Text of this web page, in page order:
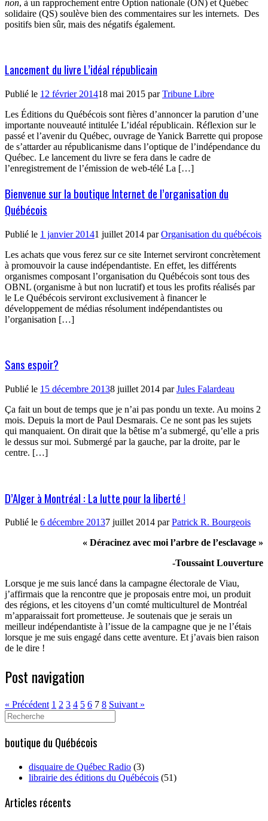
non, à un rapprochement entre Option nationale (ON) et Québec
solidaire (QS) soulève bien des commentaires sur les internets. Des
positifs bien sûr, mais des négatifs également.
Lancement du livre L’idéal républicain
Publié le 12 février 201418 mai 2015 parTribune Libre
Les Éditions du Québécois sont fières d’annoncer la parution d’une
importante nouveauté intitulée L’idéal républicain. Réflexion sur le
passé et l’avenir du Québec, ouvrage de Yanick Barrette qui propose
de s’attarder au républicanisme dans l’optique de l’indépendance du
Québec. Le lancement du livre se fera dans le cadre de
l’enregistrement de l’émission de web-télé La […]
Bienvenue sur la boutique Internet de l’organisation du
Québécois
Publié le 1 janvier 20141 juillet 2014 parOrganisation du québécois
Les achats que vous ferez sur ce site Internet serviront concrètement
à promouvoir la cause indépendantiste. En effet, les différents
organismes composant l’organisation du Québécois sont tous des
OBNL (organisme à but non lucratif) et tous les profits réalisés par
le Le Québécois serviront exclusivement à financer le
développement de médias résolument indépendantistes ou
l’organisation […]
Sans espoir?
Publié le 15 décembre 20138 juillet 2014 parJules Falardeau
Ça fait un bout de temps que je n’ai pas pondu un texte. Au moins 2
mois. Depuis la mort de Paul Desmarais. Ce ne sont pas les sujets
qui manquaient. On dirait que la bêtise m’a submergé, qu’elle a pris
le dessus sur moi. Submergé par la gauche, par la droite, par le
centre. […]
D’Alger à Montréal : La lutte pour la liberté !
Publié le 6 décembre 20137 juillet 2014 parPatrick R. Bourgeois
« Déracinez avec moi l’arbre de l’esclavage »
-Toussaint Louverture
Lorsque je me suis lancé dans la campagne électorale de Viau,
j’affirmais que la rencontre que je proposais entre moi, un produit
des régions, et les citoyens d’un comté multiculturel de Montréal
m’apparaissait fort prometteuse. Je soutenais que je serais un
meilleur indépendantiste à l’issue de la campagne que je ne l’étais
lorsque je me suis engagé dans cette aventure. Et j’avais bien raison
de le dire !
Post navigation
« Précédent 1 2 3 4 5 6 7 8 Suivant »
Search
for:
boutique du Québécois
disquaire de Québec Radio (3)
librairie des éditions du Québécois (51)
Articles récents